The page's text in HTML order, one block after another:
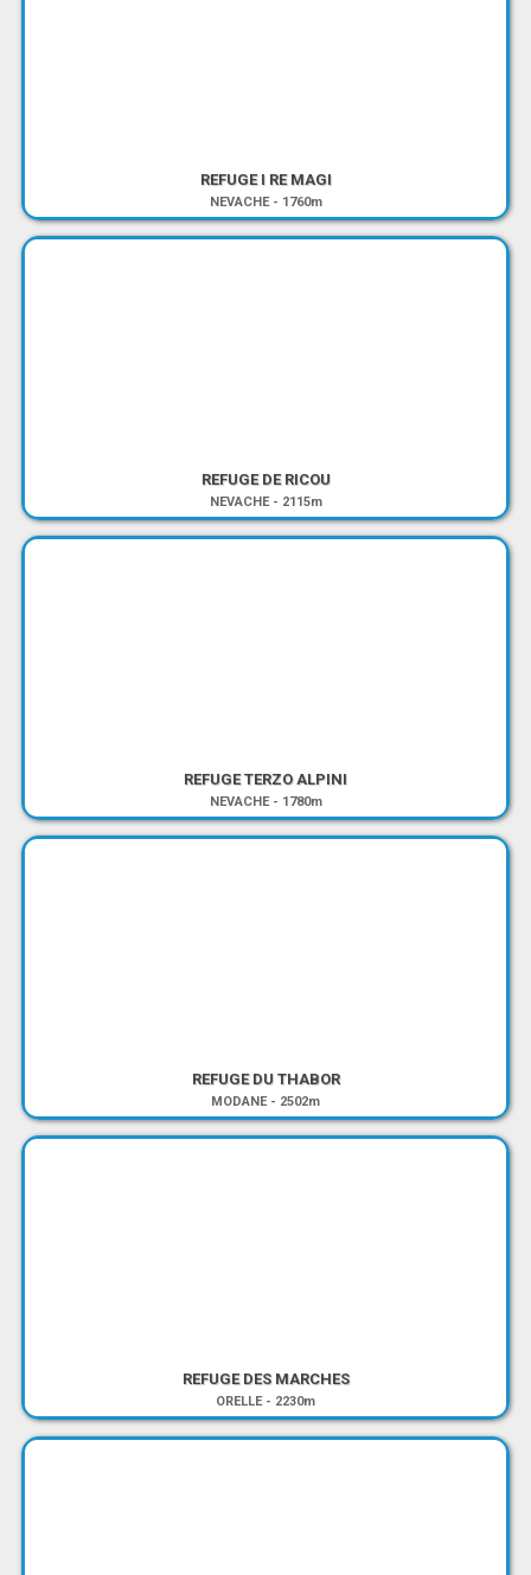
REFUGE I RE MAGI
NEVACHE- 1760m
REFUGE DE RICOU
NEVACHE- 2115m
REFUGE TERZO ALPINI
NEVACHE- 1780m
REFUGE DU THABOR
MODANE- 2502m
REFUGE DES MARCHES
ORELLE- 2230m